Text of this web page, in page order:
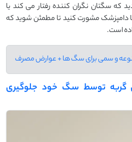
که سگتان نگران ‌کننده رفتار می‌ کند یا
دامپزشک مشورت کنید تا مطمئن شوید که
است.
گربه توسط سگ خود جلوگیری